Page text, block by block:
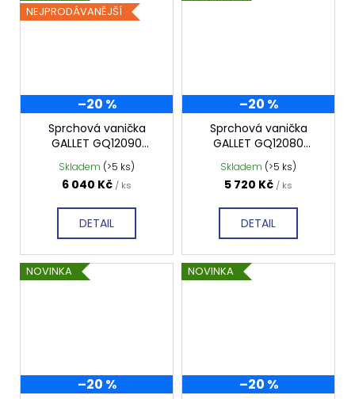
NEJPRODÁVANĚJŠÍ
–20 %
Sprchová vanička
GALLET GQ12090
1200x900 mm,
profilovaná
Skladem (>5 ks)
6 040 Kč / ks
DETAIL
–20 %
Sprchová vanička
GALLET GQ12080
1200x800 mm,
profilovaná
Skladem (>5 ks)
5 720 Kč / ks
DETAIL
NOVINKA
–20 %
NOVINKA
–20 %